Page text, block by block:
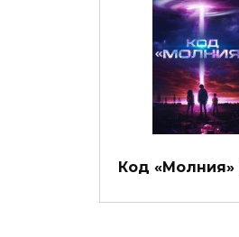
Код «Молния»